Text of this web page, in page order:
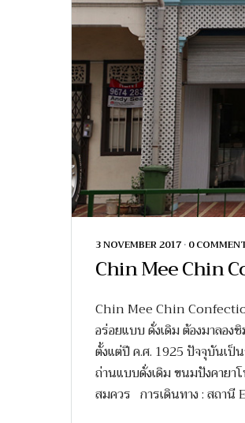
3 NOVEMBER 2017 • 0
Chin Mee Chin
Chin Mee Chin
อร่อยแบบ ดั่งเดิม ต้องมาลอ
ตั้งแต่ปี ค.ศ. 1925 ปัจจุบันเป็
ถ่านแบบดั่งเดิม ขนมปังคายา
สมควร การเดินทาง : สถานี